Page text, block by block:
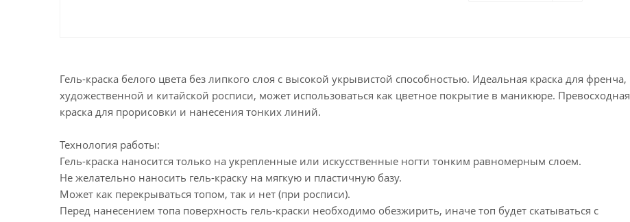
Гель-краска белого цвета без липкого слоя с высокой укрывистой способностью. Идеальная краска для френча,
художественной и китайской росписи, может использоваться как цветное покрытие в маникюре. Превосходная
краска для прорисовки и нанесения тонких линий.
Технология работы:
Гель-краска наносится только на укрепленные или искусственные ногти тонким равномерным слоем.
Не желательно наносить гель-краску на мягкую и пластичную базу.
Может как перекрываться топом, так и нет (при росписи).
Перед нанесением топа поверхность гель-краски необходимо обезжирить, иначе топ будет скатываться с